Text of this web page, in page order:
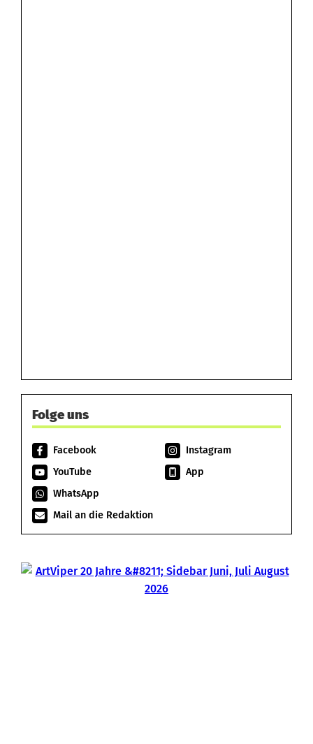
Folge uns
Facebook
Instagram
YouTube
App
WhatsApp
Mail an die Redaktion